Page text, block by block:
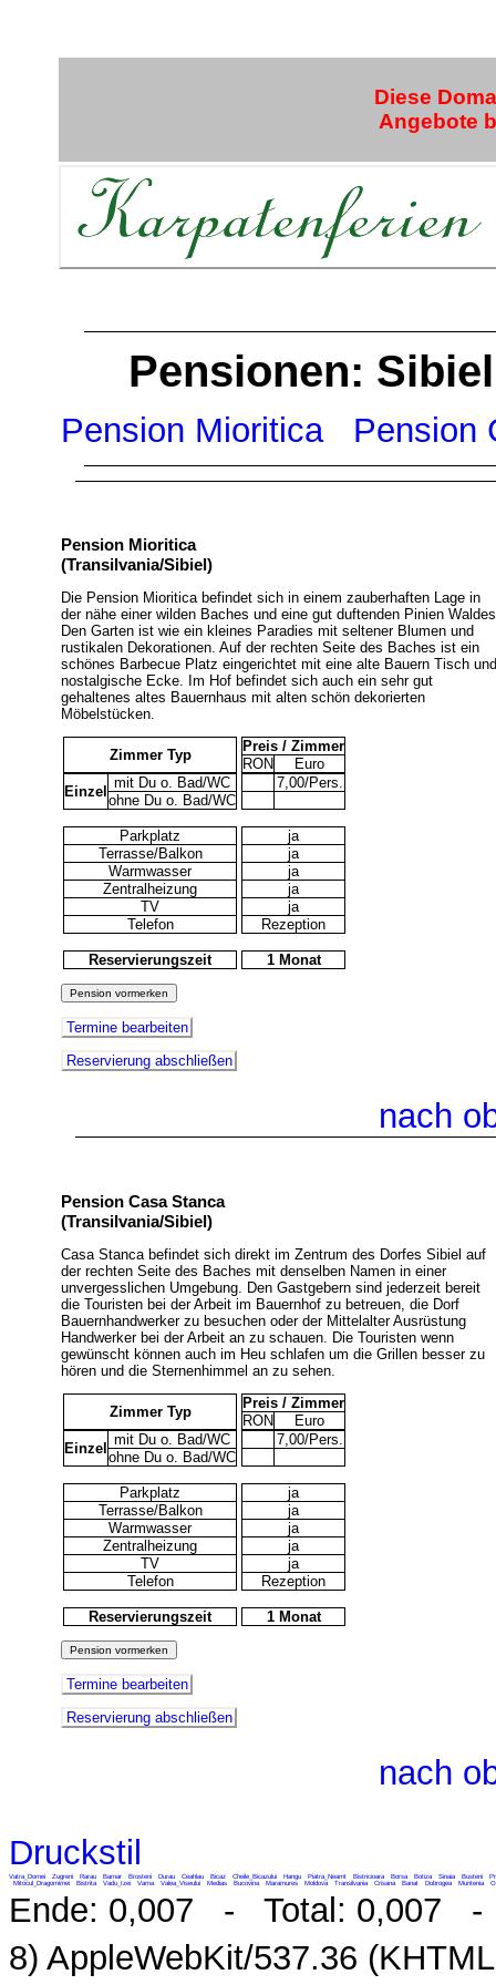
Diese
Angebote
Pensionen:
Pension Mioritica Pension
Pension Mioritica
(Transilvania/Sibiel)
Die Pension Mioritica befindet sich in einem zauberhaften Lage in
der nähe einer wilden Baches und eine gut duftenden Pinien
Den Garten ist wie ein kleines Paradies mit seltener Blumen und
rustikalen Dekorationen. Auf der rechten Seite des Baches ist ein
schönes Barbecue Platz eingerichtet mit eine alte Bauern Tisch
nostalgische Ecke. Im Hof befindet sich auch ein sehr gut
gehaltenes altes Bauernhaus mit alten schön dekorierten
Möbelstücken.
Zimmer Typ
Preis / Zimmer
RON
Euro
Einzel
mit Du o. Bad/WC
7,00/Pers.
ohne Du o. Bad/WC
Parkplatz
ja
Terrasse/Balkon
ja
Warmwasser
ja
Zentralheizung
ja
TV
ja
Telefon
Rezeption
Reservierungszeit 1 Monat
Termine bearbeiten
Reservierung abschließen
nach
Pension Casa Stanca
(Transilvania/Sibiel)
Casa Stanca befindet sich direkt im Zentrum des Dorfes Sibiel auf
der rechten Seite des Baches mit denselben Namen in einer
unvergesslichen Umgebung. Den Gastgebern sind jederzeit bereit
die Touristen bei der Arbeit im Bauernhof zu betreuen, die Dorf
Bauernhandwerker zu besuchen oder der Mittelalter Ausrüstung
Handwerker bei der Arbeit an zu schauen. Die Touristen wenn
gewünscht können auch im Heu schlafen um die Grillen besser zu
hören und die Sternenhimmel an zu sehen.
Zimmer Typ
Preis / Zimmer
RON
Euro
Einzel
mit Du o. Bad/WC
7,00/Pers.
ohne Du o. Bad/WC
Parkplatz
ja
Terrasse/Balkon
ja
Warmwasser
ja
Zentralheizung
ja
TV
ja
Telefon
Rezeption
Reservierungszeit 1 Monat
Termine bearbeiten
Reservierung abschließen
nach
Druckstil
Vatra_Dornei Zugreni Rarau Barnar Brosteni Durau Ceahlau Bicaz Cheile_Bicazului Hangu Piatra_Neamt Bistricioara Borsa Botiza Sinaia Busteni
Mitocul_Dragomirnei
Bistrita Vadu_Izei Vama Valea_Viseului Medias Bucovina Maramures Moldova Transilvania Crisana Banat Dobrogea Muntenia
Ende: 0,007 - Total: 0,007 -
8) AppleWebKit/537.36